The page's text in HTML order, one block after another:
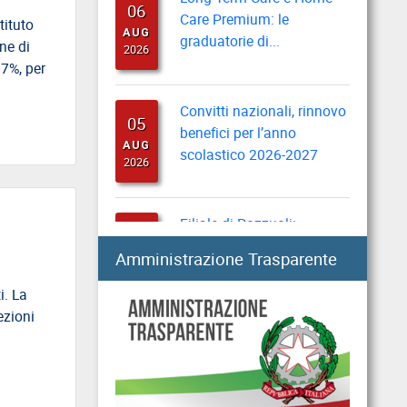
di
per
La
AUG
2026
Care Premium: le
graduatorie di...
AUG
2026
benefici per l’anno
scolastico 2026-2027
05
2026
seguito di eventi sismici
05
2026
Sisma del 4 agosto:
chiusura temporanea
Direzione provinciale di
Pisa
Amministrazione Trasparente